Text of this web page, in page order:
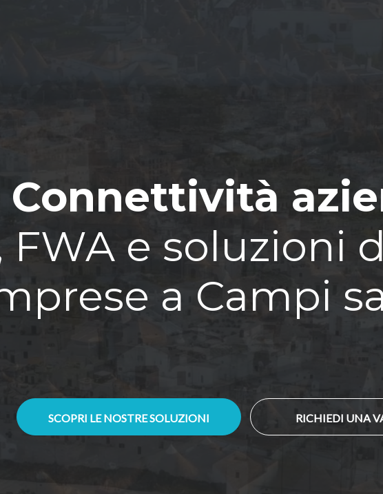
Connettività
FWA e soluzioni
a Campi
SCOPRI LE NOSTRE SOLUZIONI RICHIEDI UNA